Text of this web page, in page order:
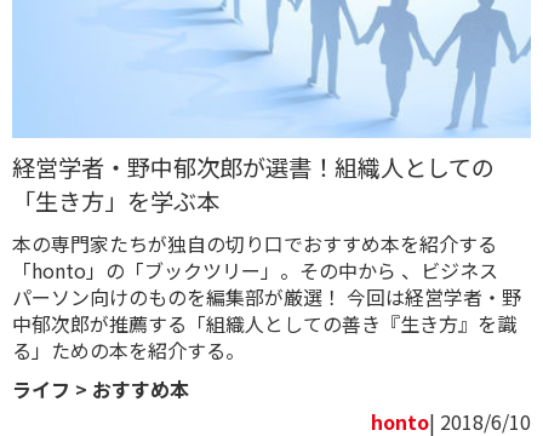
経営学者・野中郁次郎が選書！組織人としての
「生き方」を学ぶ本
本の専門家たちが独自の切り口でおすすめ本を紹介する
「honto」の「ブックツリー」。その中から 、ビジネス
パーソン向けのものを編集部が厳選！ 今回は経営学者・野
中郁次郎が推薦する「組織人としての善き『生き方』を識
る」ための本を紹介する。
ライフ > おすすめ本
honto| 2018/6/10